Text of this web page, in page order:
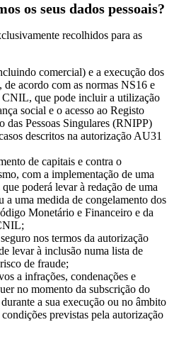
os seus dados pessoais?
recolhidos para as
comercial) e a execução dos
de acordo com as normas NS16 e
CNIL, que pode incluir a utilização
social e o acesso ao Registo
das Pessoas Singulares (RNIPP)
descritos na autorização AU31
de capitais e contra o
com a implementação de uma
poderá levar à redação de uma
a uma medida de congelamento dos
Monetário e Financeiro e da
nos termos da autorização
levar à inclusão numa lista de
de fraude;
a infrações, condenações e
no momento da subscrição do
a sua execução ou no âmbito
previstas pela autorização